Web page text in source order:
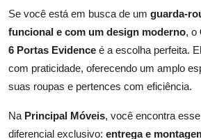
Se você está em busca de um guarda-
funcional e com um design moderno, o
6 Portas Evidence é a escolha perfeita.
com praticidade, oferecendo um amplo
suas roupas e pertences com eficiência.
Na Principal Móveis, você encontra
diferencial exclusivo: entrega e